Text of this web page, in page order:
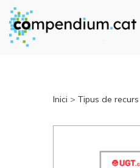
Inici > Tipus de recurs